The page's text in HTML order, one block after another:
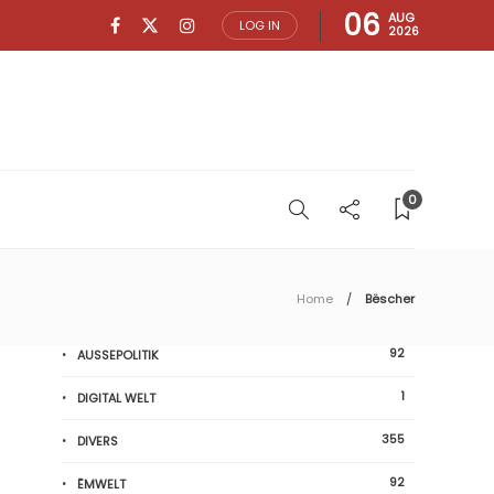
LOG IN 06 AUG
2026
0
Home Bëscher
AUSSEPOLITIK 92
DIGITAL WELT 1
DIVERS 355
ËMWELT 92